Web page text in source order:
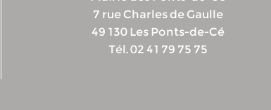
7 rue Charles de Gaulle
49 130 Les Ponts-de-Cé
Tél. 02 41 79 75 75